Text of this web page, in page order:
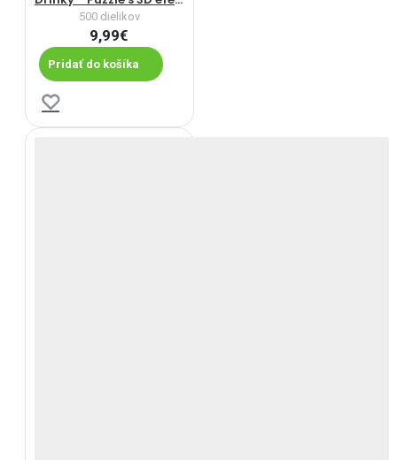
500 dielikov
9,99€
Pridať do košíka